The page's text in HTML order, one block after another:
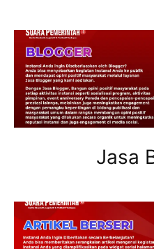
Jasa